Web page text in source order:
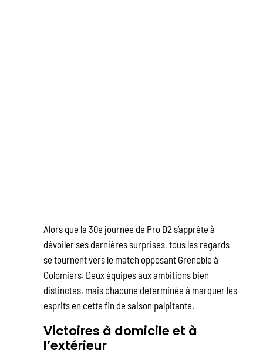
Alors que la 30e journée de Pro D2 s’apprête à
dévoiler ses dernières surprises, tous les regards
se tournent vers le match opposant Grenoble à
Colomiers. Deux équipes aux ambitions bien
distinctes, mais chacune déterminée à marquer les
esprits en cette fin de saison palpitante.
Victoires à domicile et à
l’extérieur